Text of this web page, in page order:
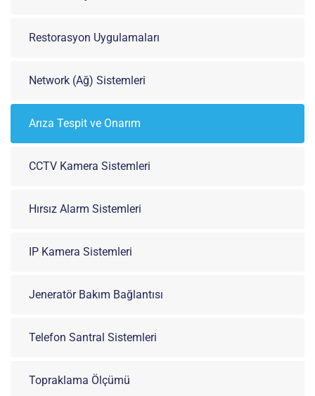
Restorasyon Uygulamaları
Network (Ağ) Sistemleri
Arıza Tespit ve Onarım
CCTV Kamera Sistemleri
Hırsız Alarm Sistemleri
IP Kamera Sistemleri
Jeneratör Bakım Bağlantısı
Telefon Santral Sistemleri
Topraklama Ölçümü